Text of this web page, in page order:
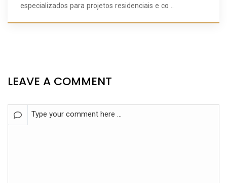
especializados para projetos residenciais e co ..
LEAVE A COMMENT